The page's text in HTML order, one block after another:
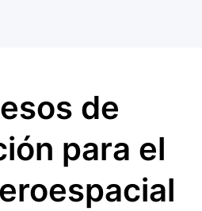
de
para el